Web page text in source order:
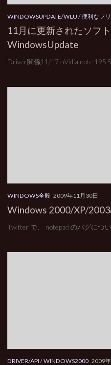
WINDOWSUPDATE/WLU /便利なフ
11月に更新されたソフ
WindowsUpdate
Driver関係11/17 nVidia note
WINDOWS全般 2009年11月30日
Windows 2000/XP/
Twitter で、 notepad のバグにつ
DRIVER/API /WINDOWS2000 2009